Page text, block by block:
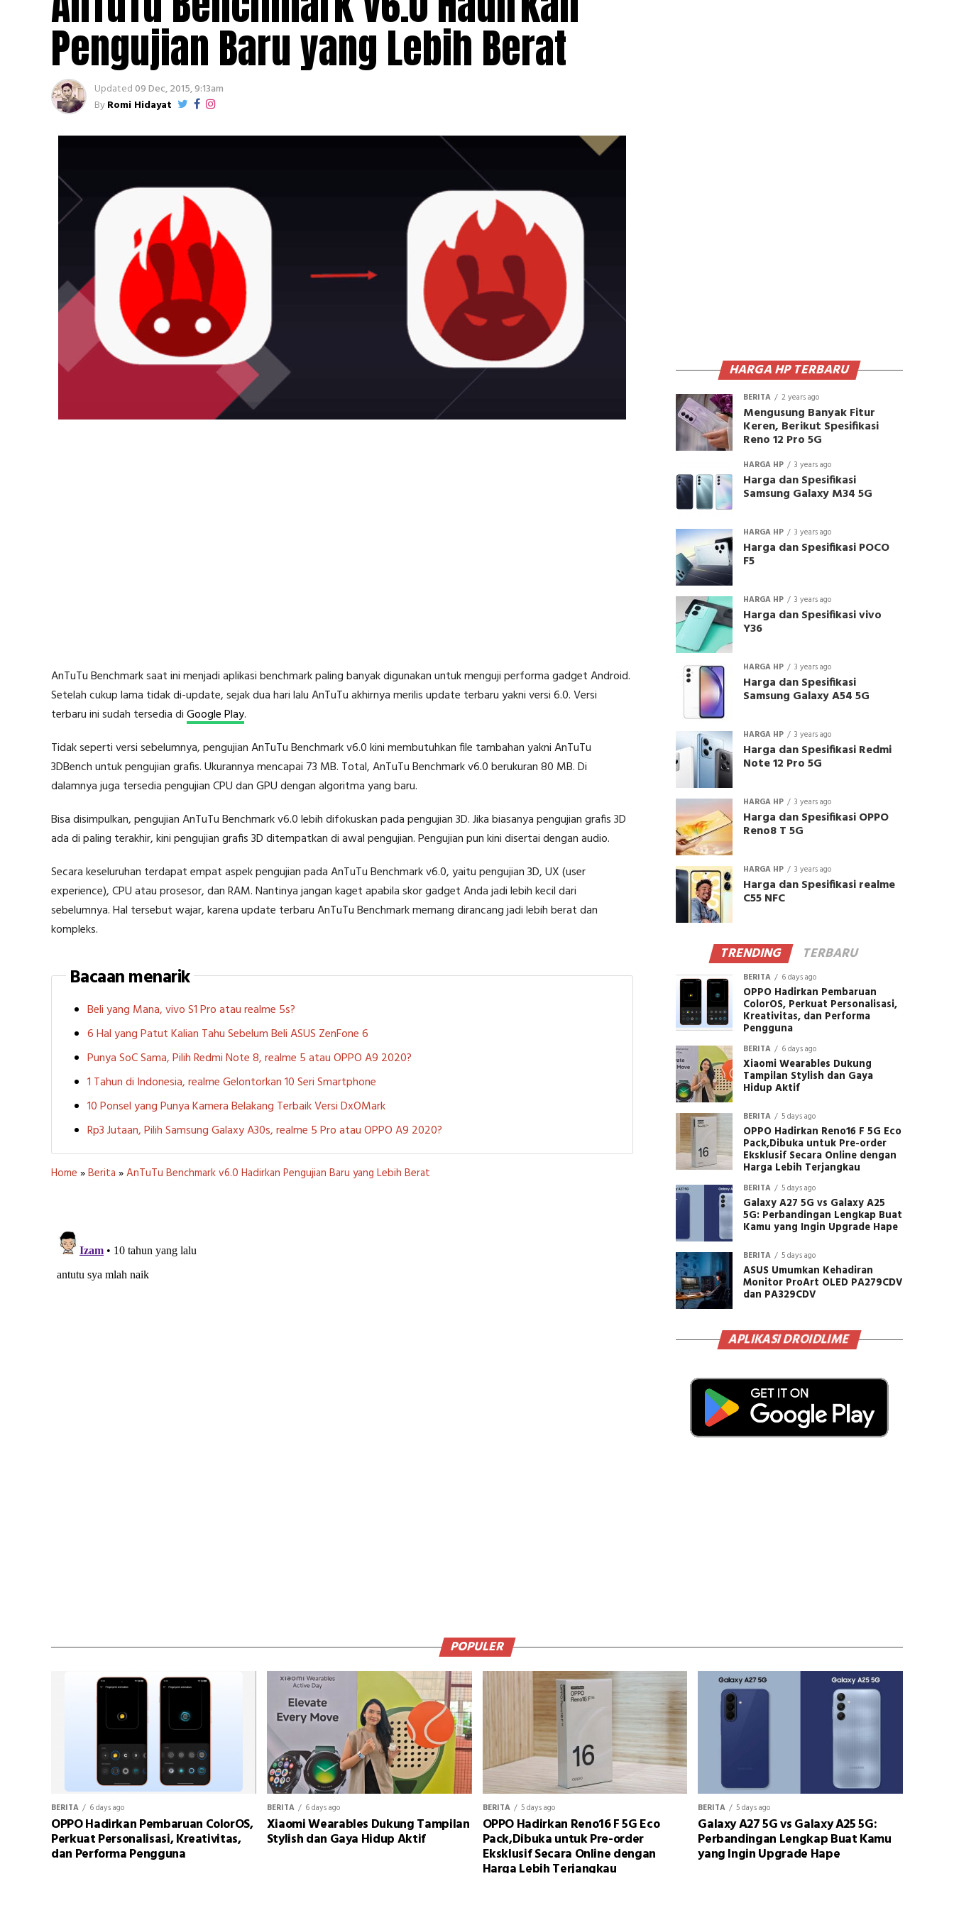
Pengujian Baru yang Lebih Berat
Updated09 Dec, 2015, 9:13am
ByRomi Hidayat
AnTuTu Benchmark saat ini menjadi aplikasi benchmark paling banyak digunakan untuk menguji performa gadget Android.
Setelah cukup lama tidak di-update, sejak dua hari lalu AnTuTu akhirnya merilis update terbaru yakni versi 6.0. Versi
terbaru ini sudah tersedia diGoogle Play.
Tidak seperti versi sebelumnya, pengujian AnTuTu Benchmark v6.0 kini membutuhkan file tambahan yakni AnTuTu
3DBench untuk pengujian grafis. Ukurannya mencapai 73 MB. Total, AnTuTu Benchmark v6.0 berukuran 80 MB. Di
dalamnya juga tersedia pengujian CPU dan GPU dengan algoritma yang baru.
Bisa disimpulkan, pengujian AnTuTu Benchmark v6.0 lebih difokuskan pada pengujian 3D. Jika biasanya pengujian grafis 3D
ada di paling terakhir, kini pengujian grafis 3D ditempatkan di awal pengujian. Pengujian pun kini disertai dengan audio.
Secara keseluruhan terdapat empat aspek pengujian pada AnTuTu Benchmark v6.0, yaitu pengujian 3D, UX (user
experience), CPU atau prosesor, dan RAM. Nantinya jangan kaget apabila skor gadget Anda jadi lebih kecil dari
sebelumnya. Hal tersebut wajar, karena update terbaru AnTuTu Benchmark memang dirancang jadi lebih berat dan
kompleks.
Bacaan menarik
Beli yang Mana, vivo S1 Pro atau realme 5s?
6 Hal yang Patut Kalian Tahu Sebelum Beli ASUS ZenFone 6
Punya SoC Sama, Pilih Redmi Note 8, realme 5 atau OPPO A9 2020?
1 Tahun di Indonesia, realme Gelontorkan 10 Seri Smartphone
10 Ponsel yang Punya Kamera Belakang Terbaik Versi DxOMark
Rp3 Jutaan, Pilih Samsung Galaxy A30s, realme 5 Pro atau OPPO A9 2020?
Home »Berita »AnTuTu Benchmark v6.0 Hadirkan Pengujian Baru yang Lebih Berat
HARGA HP TERBARU
BERITA 2 years ago
Mengusung Banyak Fitur
Keren, Berikut Spesifikasi
Reno 12 Pro 5G
HARGA HP 3 years ago
Harga dan Spesifikasi
Samsung Galaxy M34 5G
HARGA HP 3 years ago
Harga dan Spesifikasi POCO
F5
HARGA HP 3 years ago
Harga dan Spesifikasi vivo
Y36
HARGA HP 3 years ago
Harga dan Spesifikasi
Samsung Galaxy A54 5G
HARGA HP 3 years ago
Harga dan Spesifikasi Redmi
Note 12 Pro 5G
HARGA HP 3 years ago
Harga dan Spesifikasi OPPO
Reno8 T 5G
HARGA HP 3 years ago
Harga dan Spesifikasi realme
C55 NFC
TRENDING TERBARU
BERITA 6 days ago
OPPO Hadirkan Pembaruan
ColorOS, Perkuat Personalisasi,
Kreativitas, dan Performa
Pengguna
BERITA 6 days ago
Xiaomi Wearables Dukung
Tampilan Stylish dan Gaya
Hidup Aktif
BERITA 5 days ago
OPPO Hadirkan Reno16 F 5G Eco
Pack,Dibuka untuk Pre-order
Eksklusif Secara Online dengan
Harga Lebih Terjangkau
BERITA 5 days ago
Galaxy A27 5G vs Galaxy A25
5G: Perbandingan Lengkap Buat
Kamu yang Ingin Upgrade Hape
BERITA 5 days ago
ASUS Umumkan Kehadiran
Monitor ProArt OLED PA279CDV
dan PA329CDV
APLIKASI DROIDLIME
POPULER
BERITA 6 days ago
OPPO Hadirkan Pembaruan ColorOS,
Perkuat Personalisasi, Kreativitas,
dan Performa Pengguna
BERITA 6 days ago
Xiaomi Wearables Dukung Tampilan
Stylish dan Gaya Hidup Aktif
BERITA 5 days ago
OPPO Hadirkan Reno16 F 5G Eco
Pack,Dibuka untuk Pre-order
Eksklusif Secara Online dengan
Harga Lebih Terjangkau
BERITA 5 days ago
Galaxy A27 5G vs Galaxy A25 5G:
Perbandingan Lengkap Buat Kamu
yang Ingin Upgrade Hape